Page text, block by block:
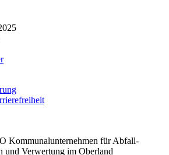
Kommunalunternehmen für Abfall-
und Verwertung im Oberland